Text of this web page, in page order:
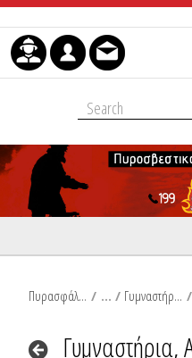
Skip to Content
Πυρασφάλεια / Γυμναστήρια, Αθλητικές Σχολές /
Γυμναστήρια,